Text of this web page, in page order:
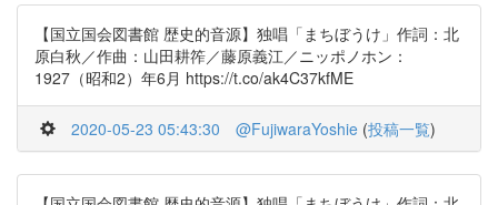
【国立国会図書館 歴史的音源】独唱「まちぼうけ」作詞：北
原白秋／作曲：山田耕筰／藤原義江／ニッポノホン：
1927（昭和2）年6月 https://t.co/ak4C37kfME
2020-05-23 05:43:30 @FujiwaraYoshie (投稿一覧)